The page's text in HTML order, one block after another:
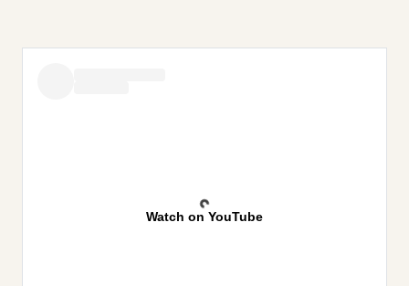
Watch on YouTube